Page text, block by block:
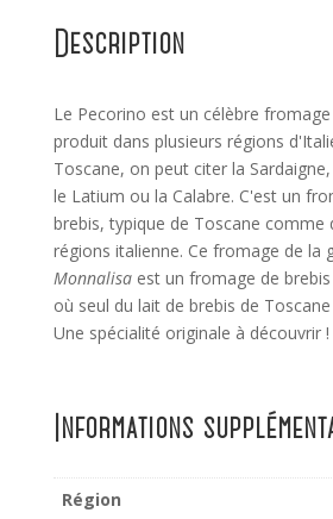
Description
Le Pecorino est un célèbre
produit dans plusieurs régions
Toscane, on peut citer la
le Latium ou la Calabre. C'est un
brebis, typique de Toscane comme
régions italienne. Ce fromage de la
Monnalisaest un fromage de brebis
où seul du lait de brebis de Tosc
Une spécialité originale à découvrir !
Informations
Région